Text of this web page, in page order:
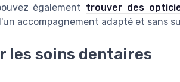
également trouver des
accompagnement adapté et sans
les soins dentaires